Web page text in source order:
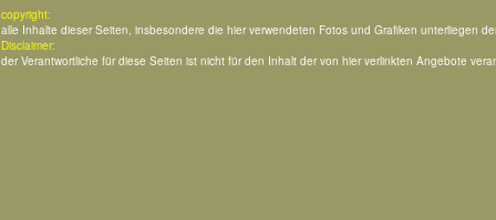
copyright:
alle Inhalte dieser Seiten, insbesondere die hier verwendeten Fotos und Grafiken unterliegen
Disclaimer:
der Verantwortliche für diese Seiten ist nicht für den Inhalt der von hier verlinkten Angebote